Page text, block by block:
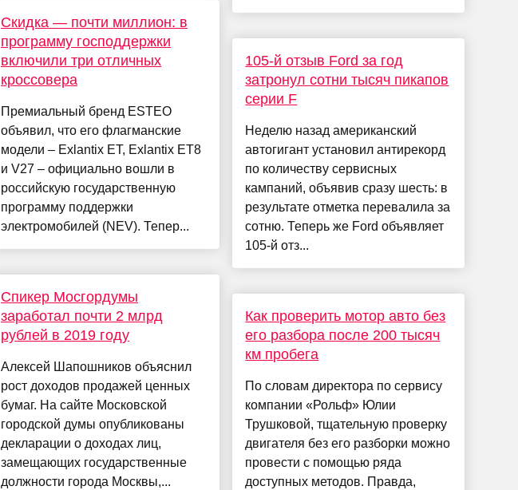
Скидка — почти миллион: в
программу господдержки
включили три отличных
кроссовера
Премиальный бренд ESTEO
объявил, что его флагманские
модели – Exlantix ET, Exlantix ET8
и V27 – официально вошли в
российскую государственную
программу поддержки
электромобилей (NEV). Тепер...
Спикер Мосгордумы
заработал почти 2 млрд
рублей в 2019 году
Алексей Шапошников объяснил
рост доходов продажей ценных
бумаг. На сайте Московской
городской думы опубликованы
декларации о доходах лиц,
замещающих государственные
должности города Москвы,...
105-й отзыв Ford за год
затронул сотни тысяч пикапов
серии F
Неделю назад американский
автогигант установил антирекорд
по количеству сервисных
кампаний, объявив сразу шесть: в
результате отметка перевалила за
сотню. Теперь же Ford объявляет
105-й отз...
Как проверить мотор авто без
его разбора после 200 тысяч
км пробега
По словам директора по сервису
компании «Рольф» Юлии
Трушковой, тщательную проверку
двигателя без его разборки можно
провести с помощью ряда
доступных методов. Правда,